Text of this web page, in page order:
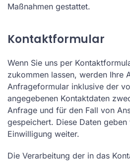
Maßnahmen gestattet.
Kontaktformular
Wenn Sie uns per
zukommen lassen, werden Ihre
Anfrageformular inklusive der
angegebenen Kontaktdaten
Anfrage und für den Fall von
gespeichert. Diese Daten
Einwilligung weiter.
Die Verarbeitung der in das